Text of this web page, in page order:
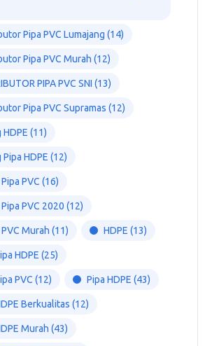
Pipa PVC Lumajang (14)
Pipa PVC Murah (12)
PIPA PVC SNI (13)
Pipa PVC Supramas (12)
(11)
HDPE (12)
PVC (16)
PVC 2020 (12)
Murah (11) HDPE (13)
HDPE (25)
PVC (12) Pipa HDPE (43)
Berkualitas (12)
Murah (43)